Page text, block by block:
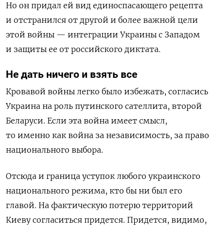
Но он придал ей вид единоспасающего рецепта
и отстранился от другой и более важной цели
этой войны — интеграции Украины с Западом
и защиты ее от российского диктата.
Не дать ничего и взять все
Кровавой войны легко было избежать, согласись
Украина на роль путинского сателлита, второй
Беларуси. Если эта война имеет смысл,
то именно как война за независимость, за право
национального выбора.
Отсюда и граница уступок любого украинского
национального режима, кто бы ни был его
главой. На фактическую потерю территорий
Киеву согласиться придется. Придется, видимо,